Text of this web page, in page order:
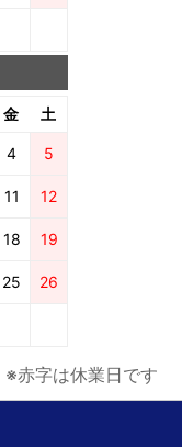
金 土
4 5
11 12
18 19
25 26
※赤字は休業日です